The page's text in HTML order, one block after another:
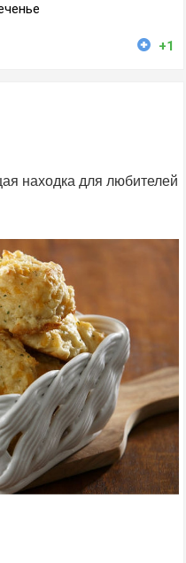
+1
находка для любителей